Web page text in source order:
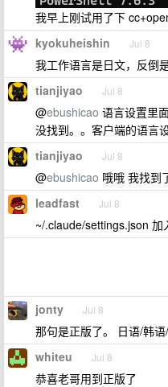
我早上刚试用了下
kyokuheishin Jul 8
我工作语言是日文，反倒
tianjiyao Jul 8
@ebushicao 语言设置里
没找到。。客户端的语言
tianjiyao Jul 8
@ebushicao 哦哦 我找到
leadfast Jul 8
~/.claude/settings.json
jonty Jul 8
那句是正版了。 日语/韩
whiteu Jul 8
恭喜老哥用到正版了